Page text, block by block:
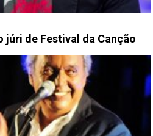
júri de Festival da Canção